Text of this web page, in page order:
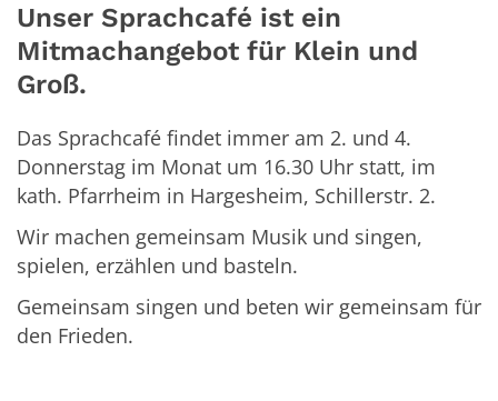
Unser Sprachcafé ist ein
Mitmachangebot für Klein und
Groß.
Das Sprachcafé findet immer am 2. und 4.
Donnerstag im Monat um 16.30 Uhr statt, im
kath. Pfarrheim in Hargesheim, Schillerstr. 2.
Wir machen gemeinsam Musik und singen,
spielen, erzählen und basteln.
Gemeinsam singen und beten wir gemeinsam für
den Frieden.